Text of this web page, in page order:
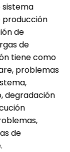
sistema
producción
de
de
tiene como
problemas
degradación
de